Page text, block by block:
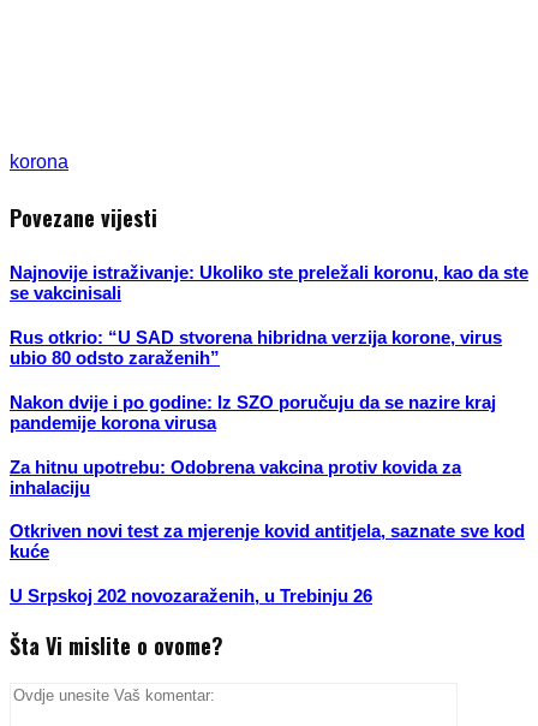
korona
Povezane vijesti
Najnovije istraživanje: Ukoliko ste preležali koronu, kao da ste
se vakcinisali
Rus otkrio: “U SAD stvorena hibridna verzija korone, virus
ubio 80 odsto zaraženih”
Nakon dvije i po godine: Iz SZO poručuju da se nazire kraj
pandemije korona virusa
Za hitnu upotrebu: Odobrena vakcina protiv kovida za
inhalaciju
Otkriven novi test za mjerenje kovid antitjela, saznate sve kod
kuće
U Srpskoj 202 novozaraženih, u Trebinju 26
Šta Vi mislite o ovome?